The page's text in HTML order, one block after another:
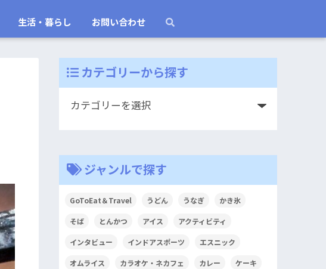
生活・暮らし お問い合わせ
カテゴリーから探す
ジャンルで探す
GoToEat＆Travel うどん うなぎ かき氷
そば とんかつ アイス アクティビティ
インタビュー インドアスポーツ エスニック
オムライス カラオケ・ネカフェ カレー ケーキ